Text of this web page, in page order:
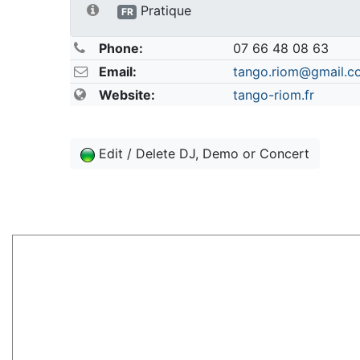
FR Pratique
Phone:
07 66 48 08 63
Email:
Website:
tango-riom.fr
Edit / Delete DJ, Demo or Concert